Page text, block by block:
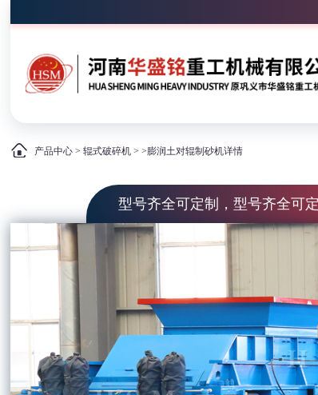
产品中心 >辊式破碎机 > >膨润土对辊制砂机详情
型号齐全可定制，型号齐全可